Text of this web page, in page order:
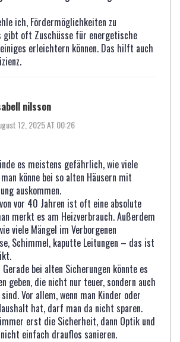
ich, Fördermöglichkeiten zu
gibt oft Zuschüsse für energetische
erleichtern können. Das hilft auch
nilsson
12, 2025 AT 00:26
es meistens gefährlich, wie viele
könne bei so alten Häusern mit
auskommen.
vor 40 Jahren ist oft eine absolute
merkt es am Heizverbrauch. Außerdem
viele Mängel im Verborgenen
Schimmel, kaputte Leitungen – das ist
bei alten Sicherungen könnte es
geben, die nicht nur teuer, sondern auch
Vor allem, wenn man Kinder oder
hat, darf man da nicht sparen.
erst die Sicherheit, dann Optik und
nicht einfach drauflos sanieren.